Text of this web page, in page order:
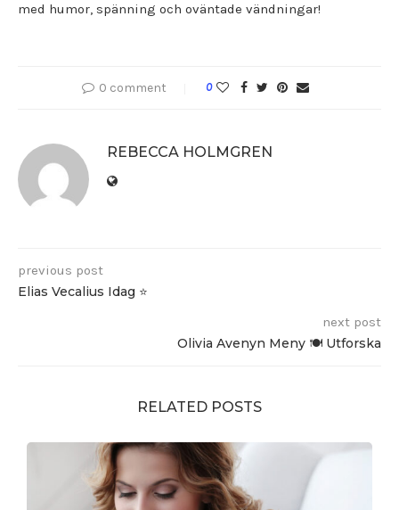
med humor, spänning och oväntade vändningar!
0 comment 0
REBECCA HOLMGREN
previous post
Elias Vecalius Idag ⭐️
next post
Olivia Avenyn Meny 🍽️ Utforska
RELATED POSTS